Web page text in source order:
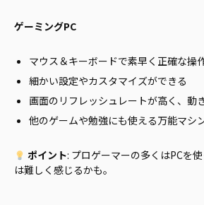
ゲーミングPC
マウス＆キーボードで素早く正確な操
細かい設定やカスタマイズができる
画面のリフレッシュレートが高く、動
他のゲームや勉強にも使える万能マシ
ポイント: プロゲーマーの多くはPCを
は難しく感じるかも。